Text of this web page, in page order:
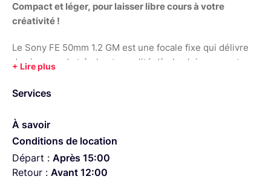
Compact et léger, pour laisser libre cours à votre
créativité !
Le Sony FE 50mm 1.2 GM est une focale fixe qui délivre
des images de très haute qualité dès la pleine ouverture.
Il garantit de superbes prises de vues dans diverses
RETRAIT DU MATÉRIEL
sur Lille (Cormontaigne). Me contacter par messagerie
pour plus d'informations, je serai ravi de répondre à vos
questions.
Services
À savoir
Conditions de location
Départ : Après 15:00
Retour : Avant 12:00